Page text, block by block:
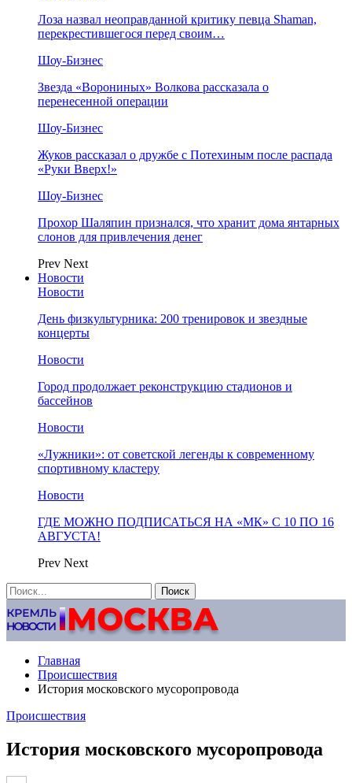
Лоза назвал неоправданной критику певца Shaman,
перекрестившегося перед своим…
Шоу-Бизнес
Звезда «Ворониных» Волкова рассказала о
перенесенной операции
Шоу-Бизнес
Жуков рассказал о дружбе с Потехиным после распада
«Руки Вверх!»
Шоу-Бизнес
Прохор Шаляпин признался, что хранит дома янтарных
слонов для привлечения денег
Prev Next
Новости
Новости
День физкультурника: 200 тренировок и звездные
концерты
Новости
Город продолжает реконструкцию стадионов и
бассейнов
Новости
«Лужники»: от советской легенды к современному
спортивному кластеру
Новости
ГДЕ МОЖНО ПОДПИСАТЬСЯ НА «МК» С 10 ПО 16
АВГУСТА!
Prev Next
Главная
Происшествия
История московского мусоропровода
Происшествия
История московского мусоропровода